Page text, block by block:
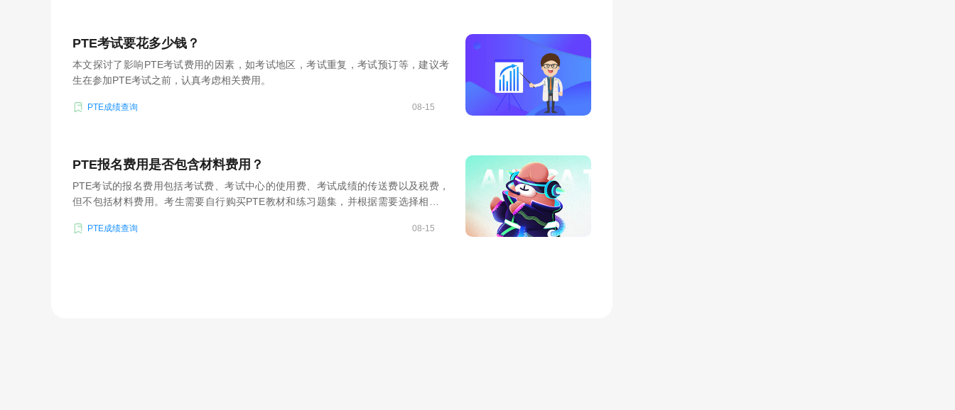
PTE考试要花多少钱？
本文探讨了影响PTE考试费用的因素，如考试地区，考试重复，考试预订等，建议考
生在参加PTE考试之前，认真考虑相关费用。
PTE成绩查询 08-15
PTE报名费用是否包含材料费用？
PTE考试的报名费用包括考试费、考试中心的使用费、考试成绩的传送费以及税费，
但不包括材料费用。考生需要自行购买PTE教材和练习题集，并根据需要选择相应的
PTE成绩查询 08-15